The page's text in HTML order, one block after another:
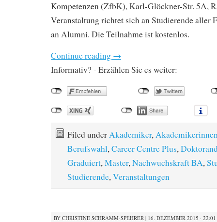
Kompetenzen (ZfbK), Karl-Glöckner-Str. 5A,
Veranstaltung richtet sich an Studierende aller
an Alumni. Die Teilnahme ist kostenlos.
Continue reading →
Informativ? - Erzählen Sie es weiter:
Filed underAkademiker,
Berufswahl,Career Centre Plus,
Graduiert,Master,Nachwuchskraft BA,
Studierende,Veranstaltungen
BY CHRISTINE SCHRAMM-SPEHRER | 16. DEZEMBER 2015 · 22:01